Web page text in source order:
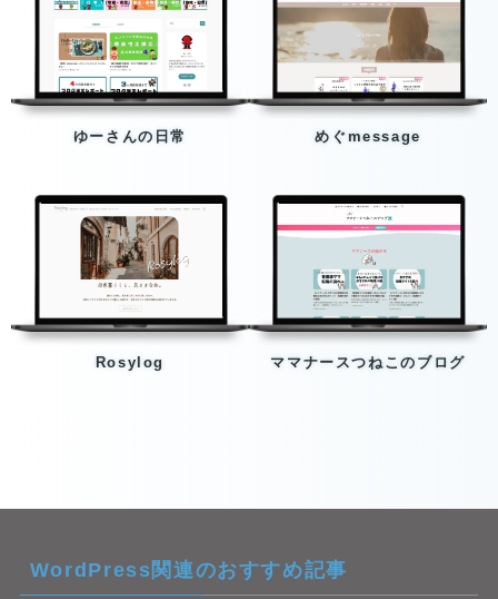
ゆーさんの日常 めぐmessage
Rosylog ママナースつねこのブログ
WordPress関連のおすすめ記事